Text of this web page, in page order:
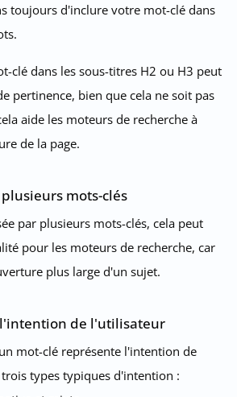
toujours d'inclure votre mot-clé dans
clé dans les sous-titres H2 ou H3 peut
pertinence, bien que cela ne soit pas
aide les moteurs de recherche à
de la page.
mots-clés
par plusieurs mots-clés, cela peut
pour les moteurs de recherche, car
plus large d'un sujet.
de l'utilisateur
mot-clé représente l'intention de
types typiques d'intention :